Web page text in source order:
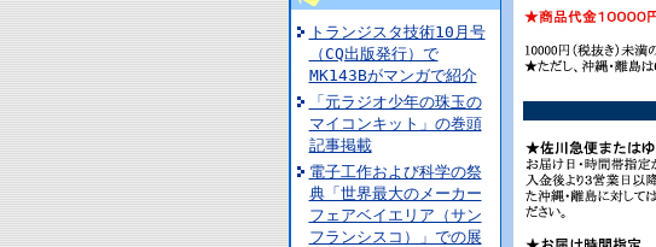
トランジスタ技術10月号
（CQ出版発行）で
MK143Bがマンガで紹介
「元ラジオ少年の珠玉の
マイコンキット」の巻頭
記事掲載
電子工作および科学の祭
典「世界最大のメーカー
フェアベイエリア（サン
フランシスコ）」での展